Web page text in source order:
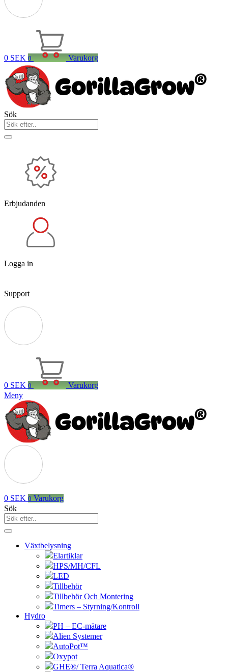
0 SEK 0 Varukorg
Sök
Erbjudanden
Logga in
Support
0 SEK 0
Varukorg
Meny
0 SEK 0 Varukorg
Sök
Växtbelysning
Elartiklar
HPS/MH/CFL
LED
Tillbehör
Tillbehör Och Montering
Timers – Styrning/Kontroll
Hydro
PH – EC-mätare
Alien Systemer
AutoPot™
Oxypot
GHE®/ Terra Aquatica®